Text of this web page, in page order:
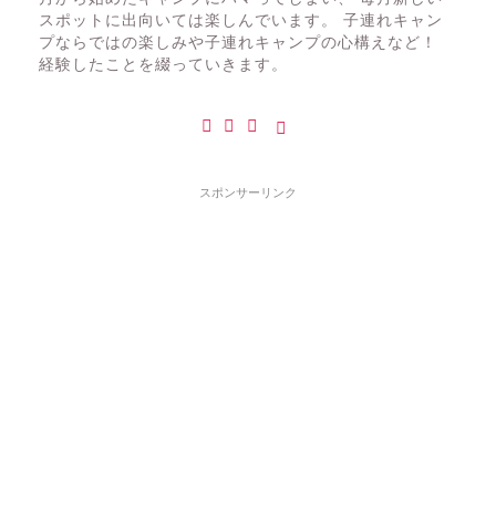
スポットに出向いては楽しんでいます。 子連れキャン
プならではの楽しみや子連れキャンプの心構えなど！
経験したことを綴っていきます。
スポンサーリンク